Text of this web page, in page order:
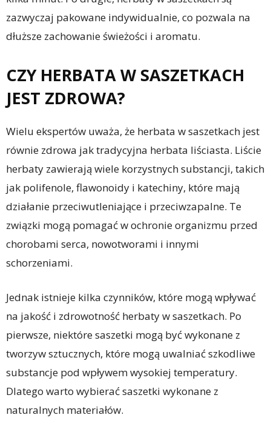
zazwyczaj pakowane indywidualnie, co pozwala na
dłuższe zachowanie świeżości i aromatu.
CZY HERBATA W SASZETKACH
JEST ZDROWA?
Wielu ekspertów uważa, że herbata w saszetkach jest
równie zdrowa jak tradycyjna herbata liściasta. Liście
herbaty zawierają wiele korzystnych substancji, takich
jak polifenole, flawonoidy i katechiny, które mają
działanie przeciwutleniające i przeciwzapalne. Te
związki mogą pomagać w ochronie organizmu przed
chorobami serca, nowotworami i innymi
schorzeniami.
Jednak istnieje kilka czynników, które mogą wpływać
na jakość i zdrowotność herbaty w saszetkach. Po
pierwsze, niektóre saszetki mogą być wykonane z
tworzyw sztucznych, które mogą uwalniać szkodliwe
substancje pod wpływem wysokiej temperatury.
Dlatego warto wybierać saszetki wykonane z
naturalnych materiałów.